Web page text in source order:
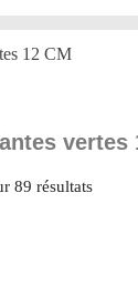
12 CM
vertes
89 résultats